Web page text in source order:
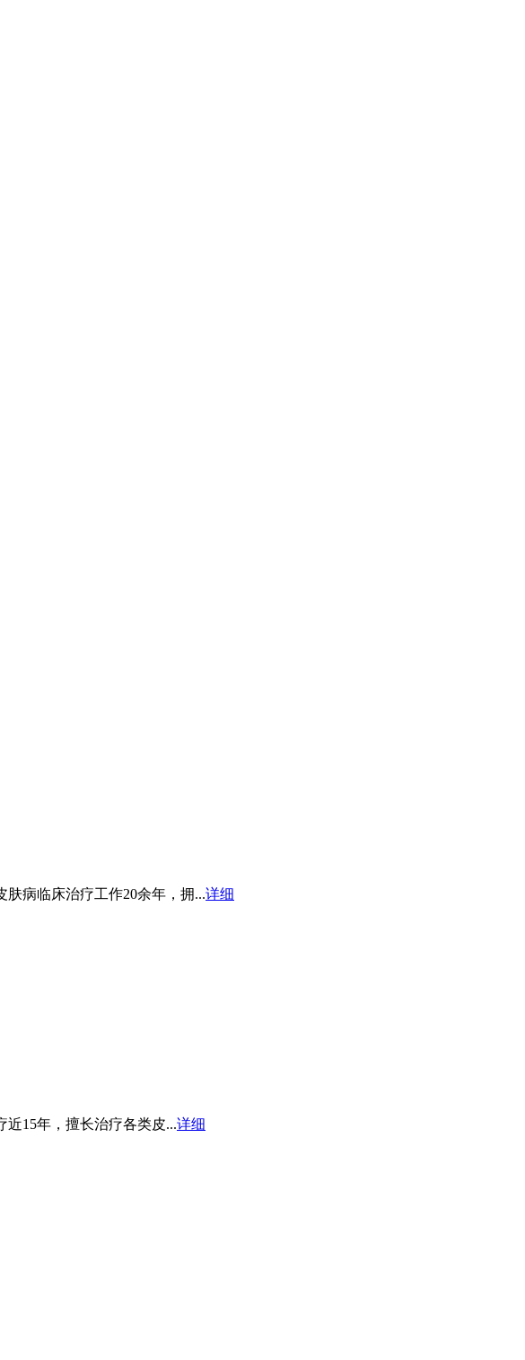
病临床治疗工作20余年，拥...详细
15年，擅长治疗各类皮...详细